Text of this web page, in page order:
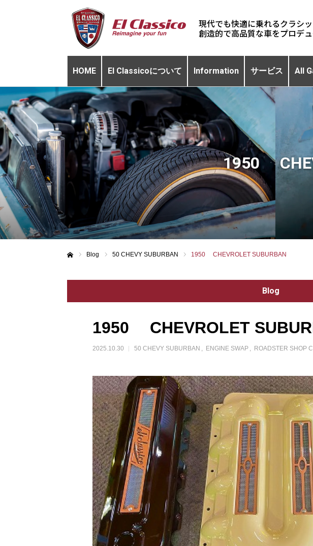
現代でも快適に乗れるクラシ
HOME El Classicoについて Information サービス All
1950
Blog 50 CHEVY SUBURBAN 1950 CHEVROLET SUBURBAN
Blog
1950 CHEVROLET
2025.10.30 50 CHEVY SUBURBAN ENGINE SWAP ROADSTER SHOP